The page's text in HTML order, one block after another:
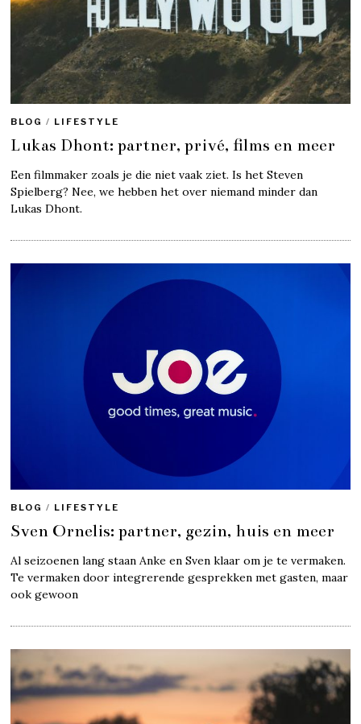
BLOG / LIFESTYLE
Lukas Dhont: partner, privé, films en meer
Een filmmaker zoals je die niet vaak ziet. Is het Steven
Spielberg? Nee, we hebben het over niemand minder dan
Lukas Dhont.
BLOG / LIFESTYLE
Sven Ornelis: partner, gezin, huis en meer
Al seizoenen lang staan Anke en Sven klaar om je te vermaken.
Te vermaken door integrerende gesprekken met gasten, maar
ook gewoon